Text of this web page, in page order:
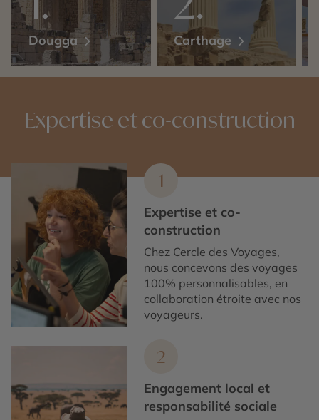
Dougga Carthage
Expertise et co-construction
1
Expertise et co-
construction
Chez Cercle des Voyages,
nous concevons des voyages
100% personnalisables, en
collaboration étroite avec nos
voyageurs.
2
Engagement local et
responsabilité sociale